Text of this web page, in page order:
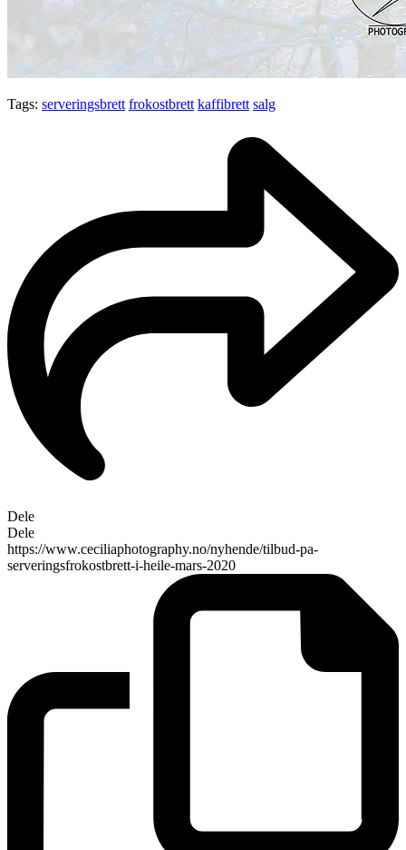
Tags: serveringsbrett frokostbrett kaffibrett salg
Dele
Dele
https://www.ceciliaphotography.no/nyhende/tilbud-pa-
serveringsfrokostbrett-i-heile-mars-2020